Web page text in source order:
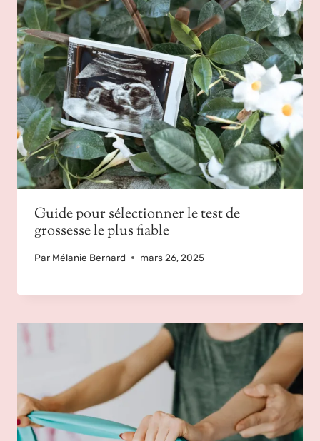
Guide pour sélectionner le test de
grossesse le plus fiable
Par Mélanie Bernard mars 26, 2025